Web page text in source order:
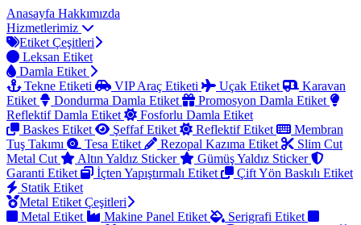
Anasayfa Hakkımızda
Hizmetlerimiz
Etiket Çeşitleri
Leksan Etiket
Damla Etiket
Tekne Etiketi
VIP Araç Etiketi Uçak Etiket
Karavan
Etiket
Dondurma Damla Etiket
Promosyon Damla Etiket
Reflektif Damla Etiket
Fosforlu Damla Etiket
Baskes Etiket
Şeffaf Etiket Reflektif Etiket
Membran
Tuş Takımı
Tesa Etiket Rezopal Kazıma Etiket
Slim Cut
Metal Cut
Altın Yaldız Sticker
Gümüş Yaldız Sticker
Garanti Etiket
İçten Yapıştırmalı Etiket
Çift Yön Baskılı Etiket
Statik Etiket
Metal Etiket Çeşitleri
Metal Etiket
Makine Panel Etiket
Serigrafi Etiket